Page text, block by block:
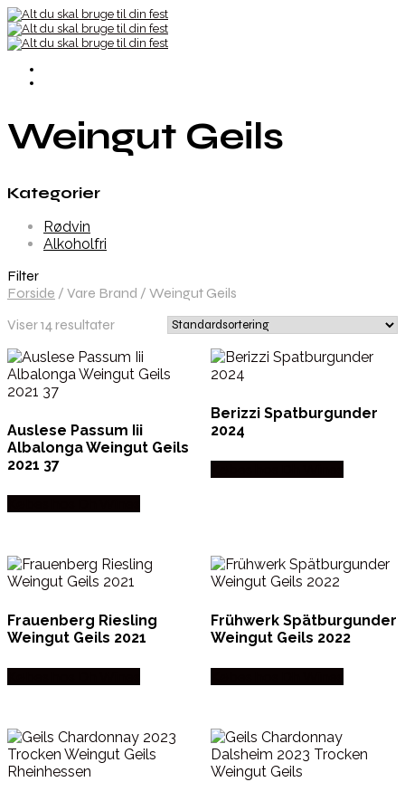
Weingut Geils
Kategorier
Rødvin
Alkoholfri
Filter
Forside / Vare Brand / Weingut Geils
Viser 14 resultater
Auslese Passum Iii
Albalonga Weingut Geils
2021 37
Berizzi Spatburgunder
2024
Frauenberg Riesling
Weingut Geils 2021
Frühwerk Spätburgunder
Weingut Geils 2022